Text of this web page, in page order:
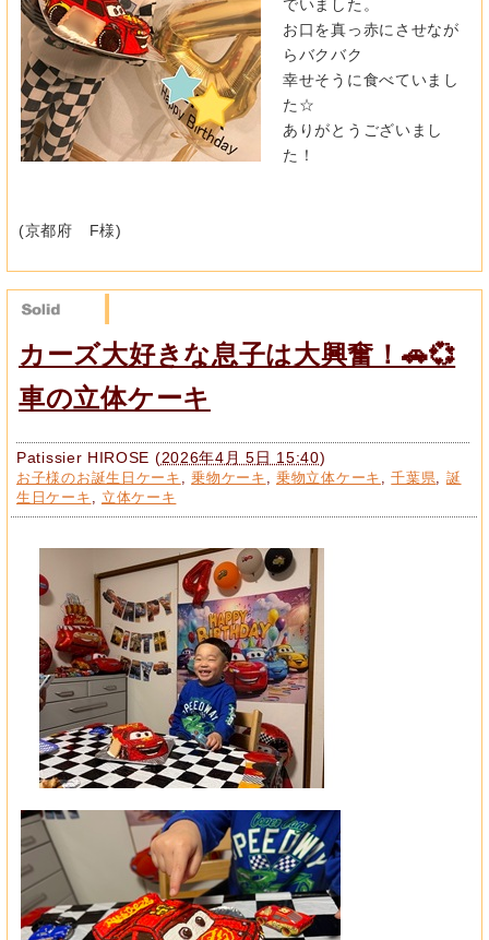
でいました。
お口を真っ赤にさせなが
らバクバク
幸せそうに食べていまし
た☆
ありがとうございまし
た！
(京都府 F様)
カーズ大好きな息子は大興奮！🚗💞
車の立体ケーキ
Patissier HIROSE (2026年4月 5日 15:40)
お子様のお誕生日ケーキ ,乗物ケーキ ,乗物立体ケーキ ,千葉県
誕
生日ケーキ
立体ケーキ